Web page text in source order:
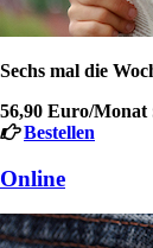
Sechs mal die
56,90 Euro/Monat
Bestellen
Online